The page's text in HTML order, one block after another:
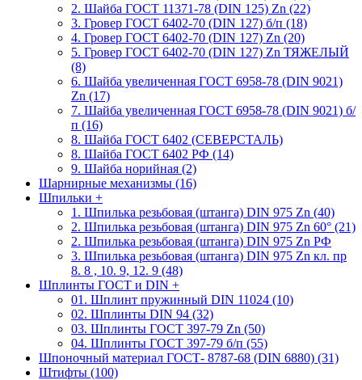
2. Шайба ГОСТ 11371-78 (DIN 125) Zn (22)
3. Гровер ГОСТ 6402-70 (DIN 127) б/п (18)
4. Гровер ГОСТ 6402-70 (DIN 127) Zn (20)
5. Гровер ГОСТ 6402-70 (DIN 127) Zn ТЯЖЕЛЫЙ
(8)
6. Шайба увеличенная ГОСТ 6958-78 (DIN 9021)
Zn (17)
7. Шайба увеличенная ГОСТ 6958-78 (DIN 9021) б/
п (16)
8. Шайба ГОСТ 6402 (СЕВЕРСТАЛЬ)
8. Шайба ГОСТ 6402 РФ (14)
9. Шайба норийная (2)
Шарнирные механизмы (16)
Шпильки +
1. Шпилька резьбовая (штанга) DIN 975 Zn (40)
2. Шпилька резьбовая (штанга) DIN 975 Zn 60° (21)
2. Шпилька резьбовая (штанга) DIN 975 Zn РФ
3. Шпилька резьбовая (штанга) DIN 975 Zn кл. пр
8. 8 , 10. 9, 12. 9 (48)
Шплинты ГОСТ и DIN +
01. Шплинт пружинный DIN 11024 (10)
02. Шплинты DIN 94 (32)
03. Шплинты ГОСТ 397-79 Zn (50)
04. Шплинты ГОСТ 397-79 б/п (55)
Шпоночный материал ГОСТ- 8787-68 (DIN 6880) (31)
Штифты (100)